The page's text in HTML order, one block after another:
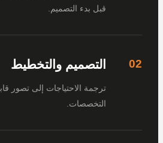
قبل بدء التصميم.
التصميم والتخطيط
ترجمة الاحتياجات إلى تصور قابل
التخصصات.